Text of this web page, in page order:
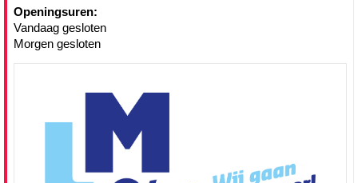
Openingsuren:
Vandaag gesloten
Morgen gesloten